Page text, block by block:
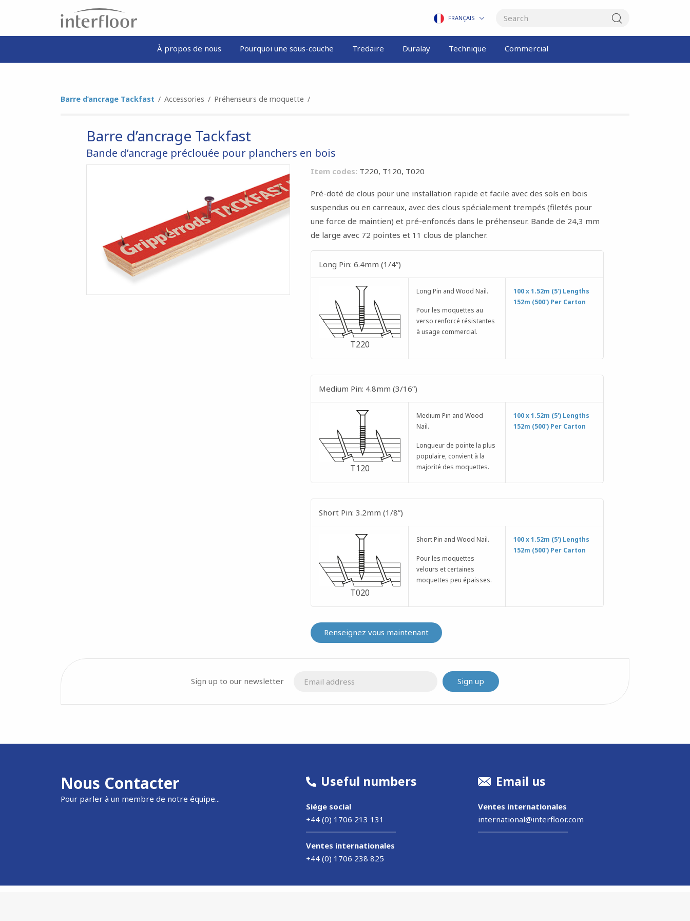
FRANÇAIS
À propos de nous Pourquoi une sous-couche Tredaire Duralay Technique Commercial
Barre d’ancrage Tackfast / Accessories / Préhenseurs de moquette /
Barre d’ancrage Tackfast
Bande d’ancrage préclouée pour planchers en bois
Item codes: T220, T120, T020
Pré-doté de clous pour une installation rapide et facile avec des sols en bois
suspendus ou en carreaux, avec des clous spécialement trempés (filetés pour
une force de maintien) et pré-enfoncés dans le préhenseur. Bande de 24,3 mm
de large avec 72 pointes et 11 clous de plancher.
Long Pin: 6.4mm (1/4”)
T220
Long Pin and Wood Nail.
Pour les moquettes au
verso renforcé résistantes
à usage commercial.
100 x 1.52m (5') Lengths
152m (500') Per Carton
Medium Pin: 4.8mm (3/16”)
T120
Medium Pin and Wood
Nail.
Longueur de pointe la plus
populaire, convient à la
majorité des moquettes.
100 x 1.52m (5') Lengths
152m (500') Per Carton
Short Pin: 3.2mm (1/8”)
T020
Short Pin and Wood Nail.
Pour les moquettes
velours et certaines
moquettes peu épaisses.
100 x 1.52m (5') Lengths
152m (500') Per Carton
Renseignez vous maintenant
Sign up to our newsletter Sign up
Nous Contacter
Pour parler à un membre de notre équipe...
Useful numbers
Siège social
+44 (0) 1706 213 131
Ventes internationales
+44 (0) 1706 238 825
Email us
Ventes internationales
international@interfloor.com